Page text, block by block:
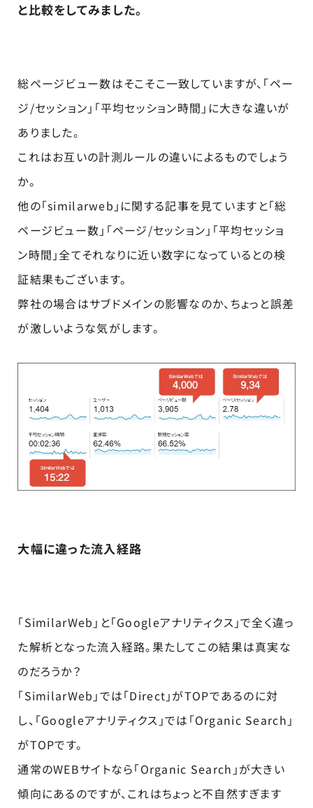
と比較をしてみました。
総ページビュー数はそこそこ一致していますが、「ペー
ジ/セッション」「平均セッション時間」に大きな違いが
ありました。
これはお互いの計測ルールの違いによるものでしょう
か。
他の「similarweb」に関する記事を見ていますと「総
ページビュー数」「ページ/セッション」「平均セッショ
ン時間」全てそれなりに近い数字になっているとの検
証結果もございます。
弊社の場合はサブドメインの影響なのか、ちょっと誤差
が激しいような気がします。
大幅に違った流入経路
「SimilarWeb」と「Googleアナリティクス」で全く違っ
た解析となった流入経路。果たしてこの結果は真実な
のだろうか？
「SimilarWeb」では「Direct」がTOPであるのに対
し、「Googleアナリティクス」では「Organic Search」
がTOPです。
通常のWEBサイトなら「Organic Search」が大きい
傾向にあるのですが、これはちょっと不自然すぎます